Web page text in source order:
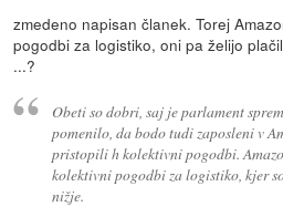
zmedeno napisan članek. Torej
pogodbi za logistiko, oni pa želijo
...?
Obeti so dobri, saj je parlament
pomenilo, da bodo tudi zaposleni v
pristopili h kolektivni pogodbi.
kolektivni pogodbi za logistiko, kjer
nižje.